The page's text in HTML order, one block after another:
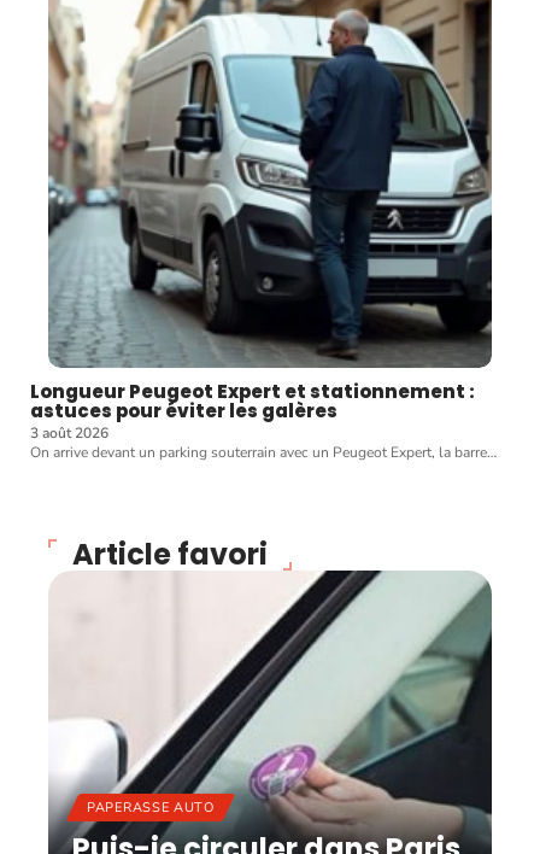
Longueur Peugeot Expert et stationnement :
astuces pour éviter les galères
3 août 2026
On arrive devant un parking souterrain avec un Peugeot Expert, la barre…
Article favori
PAPERASSE AUTO